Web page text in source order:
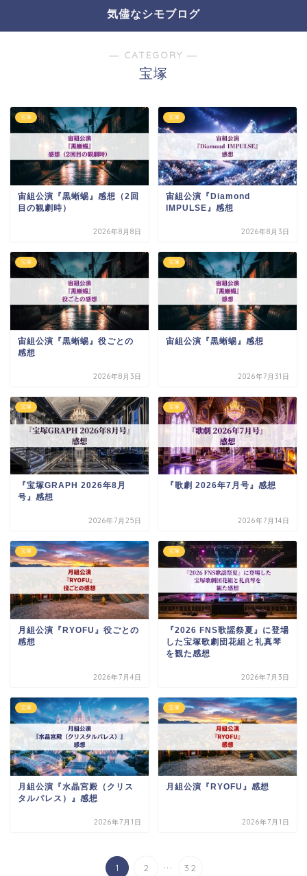
気儘なシモブログ
― CATEGORY ―
宝塚
宝塚
宙組公演『黒蜥蜴』感想（2回
目の観劇時）
2026年8月8日
宝塚
宙組公演『Diamond
IMPULSE』感想
2026年8月3日
宝塚
宙組公演『黒蜥蜴』役ごとの
感想
2026年8月3日
宝塚
宙組公演『黒蜥蜴』感想
2026年7月31日
宝塚
『宝塚GRAPH 2026年8月
号』感想
2026年7月25日
宝塚
『歌劇 2026年7月号』感想
2026年7月14日
宝塚
月組公演『RYOFU』役ごとの
感想
2026年7月4日
宝塚
『2026 FNS歌謡祭夏』に登場
した宝塚歌劇団花組と礼真琴
を観た感想
2026年7月3日
宝塚
月組公演『水晶宮殿（クリス
タルパレス）』感想
2026年7月1日
宝塚
月組公演『RYOFU』感想
2026年7月1日
1 2 ... 32